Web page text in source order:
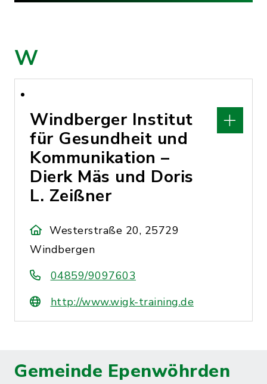
W
Windberger Institut
für Gesundheit und
Kommunikation –
Dierk Mäs und Doris
L. Zeißner
Westerstraße 20, 25729
Windbergen
04859/9097603
http://www.wigk-training.de
Gemeinde Epenwöhrden